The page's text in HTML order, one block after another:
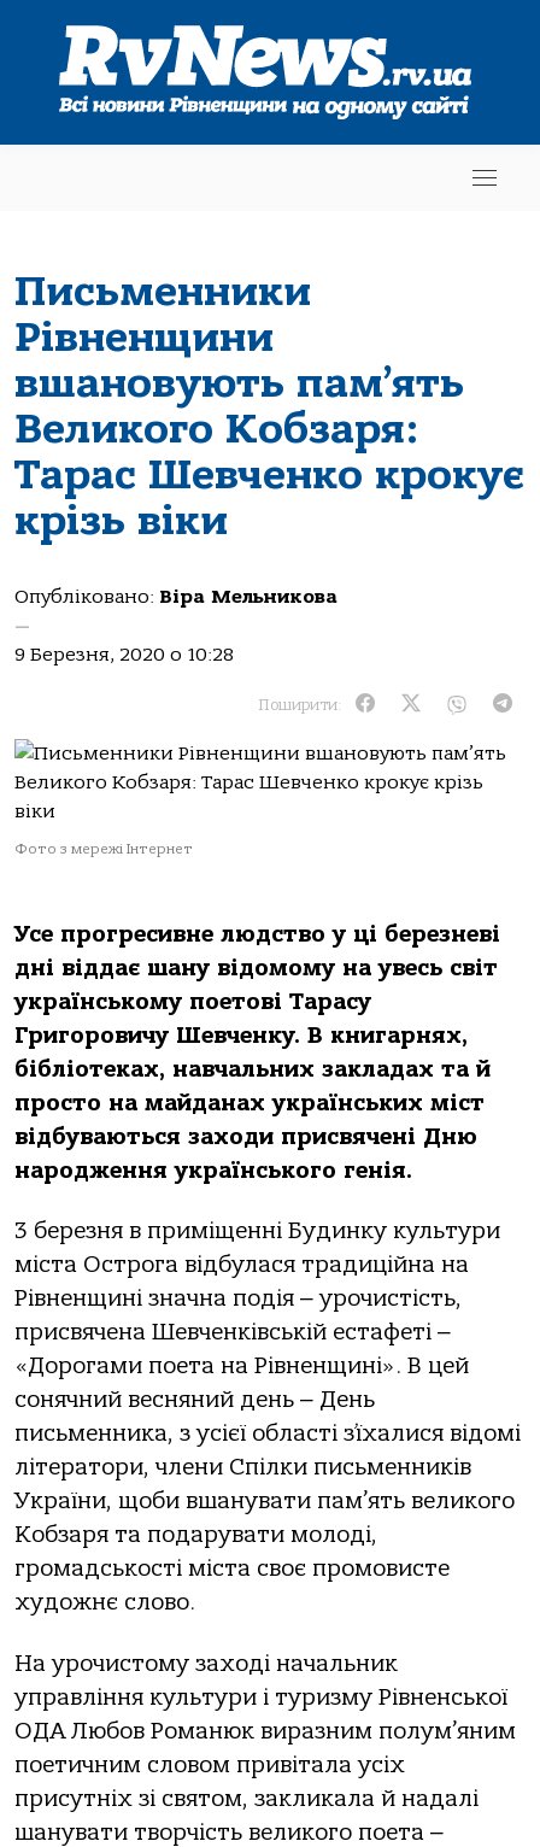
Письменники
Рівненщини
вшановують пам’ять
Великого Кобзаря:
Тарас Шевченко крокує
крізь віки
Опубліковано: Віра Мельникова
—
9 Березня, 2020 о 10:28
Поширити:
Фото з мережі Інтернет
Усе прогресивне людство у ці березневі
дні віддає шану відомому на увесь світ
українському поетові Тарасу
Григоровичу Шевченку. В книгарнях,
бібліотеках, навчальних закладах та й
просто на майданах українських міст
відбуваються заходи присвячені Дню
народження українського генія.
3 березня в приміщенні Будинку культури
міста Острога відбулася традиційна на
Рівненщині значна подія ‒ урочистість,
присвячена Шевченківській естафеті ‒
«Дорогами поета на Рівненщині». В цей
сонячний весняний день ‒ День
письменника, з усієї області з’їхалися відомі
літератори, члени Спілки письменників
України, щоби вшанувати пам’ять великого
Кобзаря та подарувати молоді,
громадськості міста своє промовисте
художнє слово.
На урочистому заході начальник
управління культури і туризму Рівненської
ОДА Любов Романюк виразним полум’яним
поетичним словом привітала усіх
присутніх зі святом, закликала й надалі
шанувати творчість великого поета ‒